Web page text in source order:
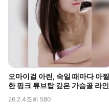
오마이걸 아린, 숙일 때마다 아찔
한 핑크 튜브탑 깊은 가슴골 라인
26.2.4조회 580